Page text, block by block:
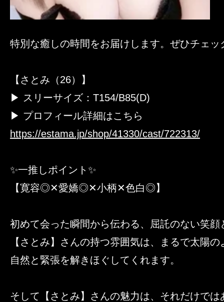
特別な癒しの時間をお届けします。ぜひチェッ
【さとみ（26）】
▶ スリーサイズ：T154/B85(D)
▶ プロフィール詳細はこちら
https://estama.jp/shop/41330/cast/722313/
✨一推しポイント✨
【寛容◎✕愛嬌◎✕小柄✕色白◎】
初めて会った瞬間から伝わる、屈託のない笑顔
【さとみ】さんの持つ雰囲気は、まるで太陽
自然と緊張を解きほぐしてくれます。
そして【さとみ】さんの魅力は、それだけでは